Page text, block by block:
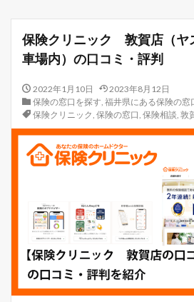
保険クリニック 敦賀店（ヤ
車場内）の口コミ・評判
2022年1月10日
2023年8月12日
保険の窓口を探す, 福井県にある保険の窓
保険クリニック, 保険の窓口, 保険相談, 敦